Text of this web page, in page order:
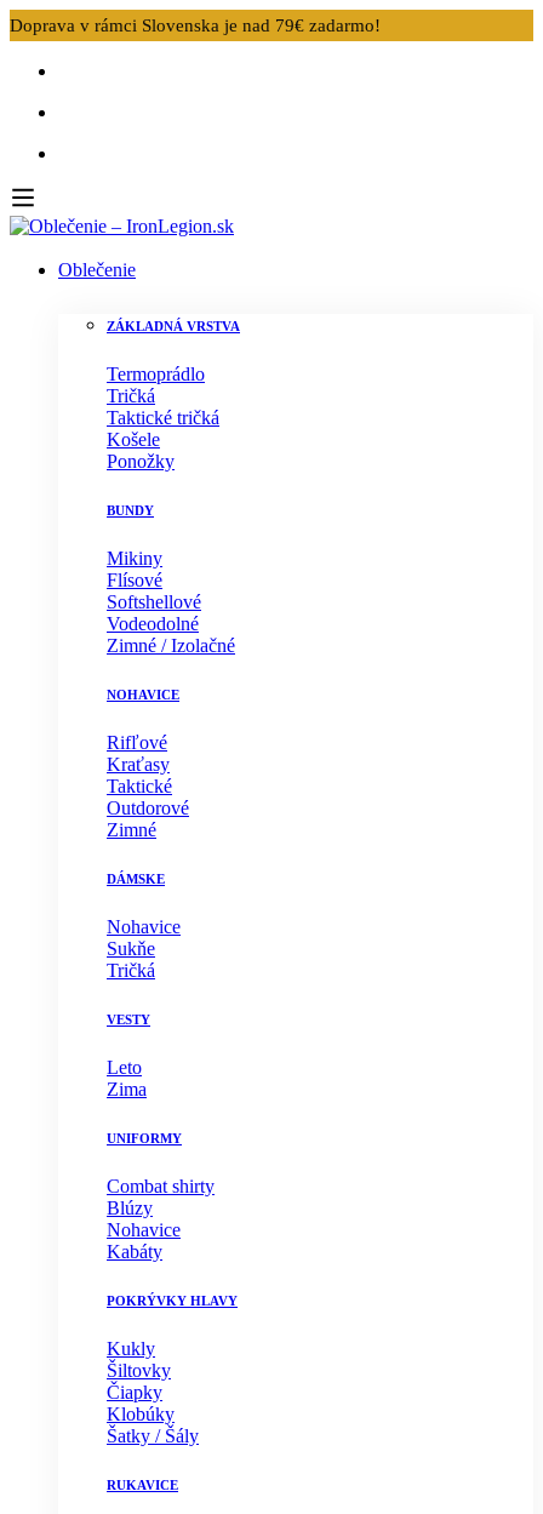
Doprava v rámci Slovenska je nad 79€ zadarmo!
Oblečenie
ZÁKLADNÁ VRSTVA
Termoprádlo
Tričká
Taktické tričká
Košele
Ponožky
BUNDY
Mikiny
Flísové
Softshellové
Vodeodolné
Zimné / Izolačné
NOHAVICE
Rifľové
Kraťasy
Taktické
Outdorové
Zimné
DÁMSKE
Nohavice
Sukňe
Tričká
VESTY
Leto
Zima
UNIFORMY
Combat shirty
Blúzy
Nohavice
Kabáty
POKRÝVKY HLAVY
Kukly
Šiltovky
Čiapky
Klobúky
Šatky / Šály
RUKAVICE